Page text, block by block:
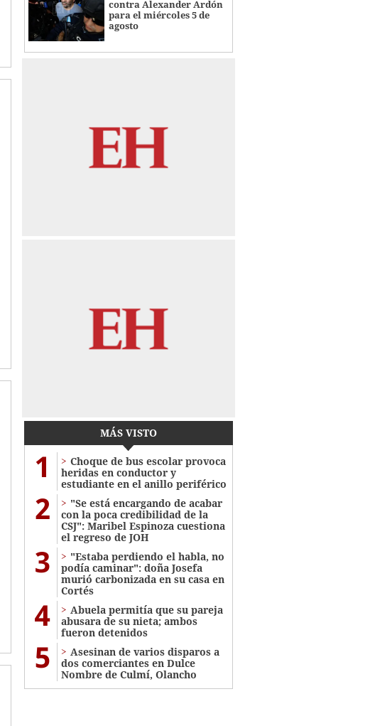
contra Alexander Ardón
para el miércoles 5 de
agosto
MÁS VISTO
1
Choque de bus escolar provoca
heridas en conductor y
estudiante en el anillo periférico
2
"Se está encargando de acabar
con la poca credibilidad de la
CSJ": Maribel Espinoza cuestiona
el regreso de JOH
3
"Estaba perdiendo el habla, no
podía caminar": doña Josefa
murió carbonizada en su casa en
Cortés
4
Abuela permitía que su pareja
abusara de su nieta; ambos
fueron detenidos
5
Asesinan de varios disparos a
dos comerciantes en Dulce
Nombre de Culmí, Olancho